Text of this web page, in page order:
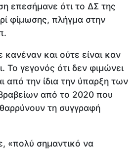
επεσήμανε ότι το ΔΣ της
φίμωσης, πλήγμα στην
και ούτε είναι καν
Το γεγονός ότι δεν φιμώνει
από την ίδια την ύπαρξη των
από το 2020 που
τη συγγραφή
«πολύ σημαντικό να